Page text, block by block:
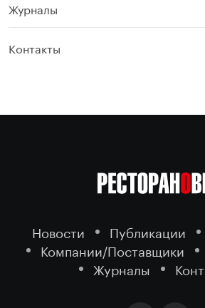
Журналы
Контакты
Новости Публикации
Компании/Поставщики
Журналы